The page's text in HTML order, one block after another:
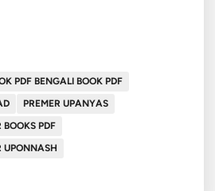
PDF BENGALI BOOK PDF
PREMER UPANYAS
PDF
UPONNASH